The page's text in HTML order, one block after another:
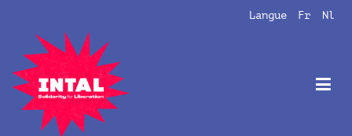
Langue Fr Nl